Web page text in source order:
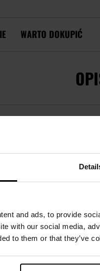
and ads, to provide
with our social media,
to them or that they’ve
WARTO DOKUPIĆ
PRO - GREY
dzień lub podczas
YKK